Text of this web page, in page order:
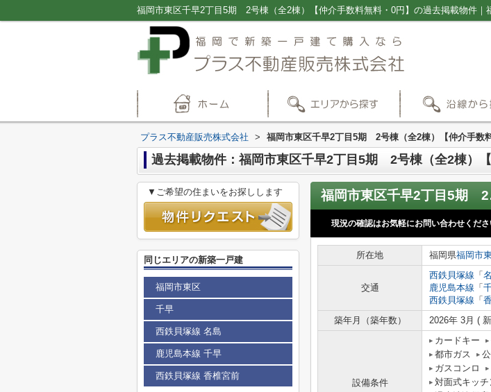
プラス不動産販売株式会社 > 福岡市東区千早2丁目5期 2号棟（全2棟）【仲介手数料
過去掲載物件：福岡市東区千早2丁目5期 2号棟（全2棟）【
福
現況の確認はお気軽にお問い合わせくださ
所在地 福岡県福岡市
交通
西鉄貝塚線 「
鹿児島本線 「
西鉄貝塚線 「
築年月（築年数）
2026年 3月 (
設備条件
カードキー
都市ガス
ガスコンロ
対面式キッチ
▼ご希望の住まいをお探しします
同じエリアの新築一戸建
福岡市東区
千早
西鉄貝塚線 名島
鹿児島本線 千早
西鉄貝塚線 香椎宮前